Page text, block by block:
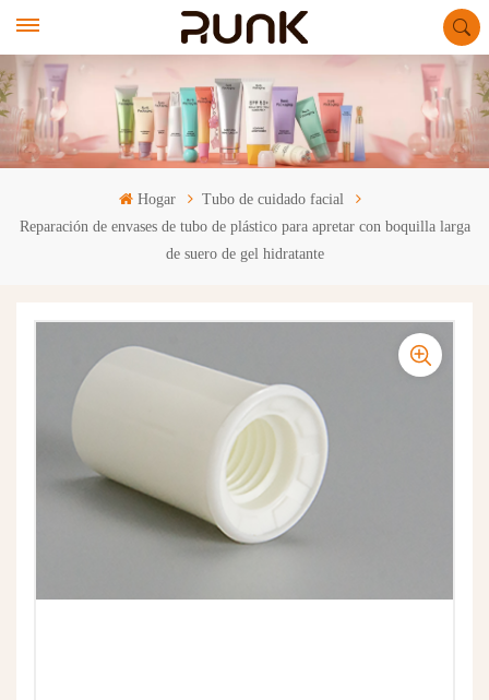
Hogar
Tubo de cuidado facial
Reparación de envases de tubo de plástico para apretar con boquilla larga
de suero de gel hidratante